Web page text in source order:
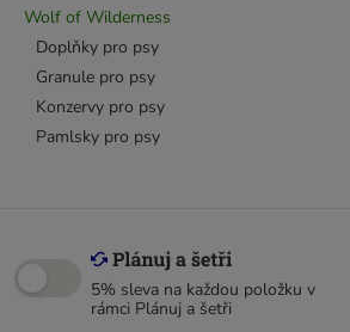
Wolf of Wilderness
Doplňky pro psy
Granule pro psy
Konzervy pro psy
Pamlsky pro psy
5% sleva na každou položku v
rámci Plánuj a šetři